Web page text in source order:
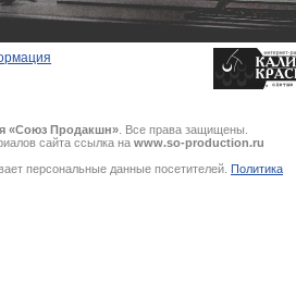
«Союз Продакшн» . Все права защищены.
сайта ссылка на www.so-production.ru
персональные данные посетителей. Политика